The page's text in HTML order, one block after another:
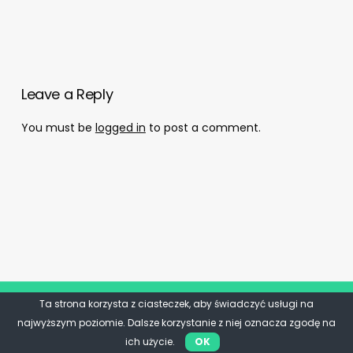
Leave a Reply
You must be logged in to post a comment.
Ta strona korzysta z ciasteczek, aby świadczyć usługi na
najwyższym poziomie. Dalsze korzystanie z niej oznacza zgodę na
ich użycie.
OK